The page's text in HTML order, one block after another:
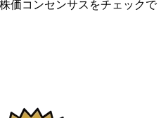
価コンセンサスをチェックで